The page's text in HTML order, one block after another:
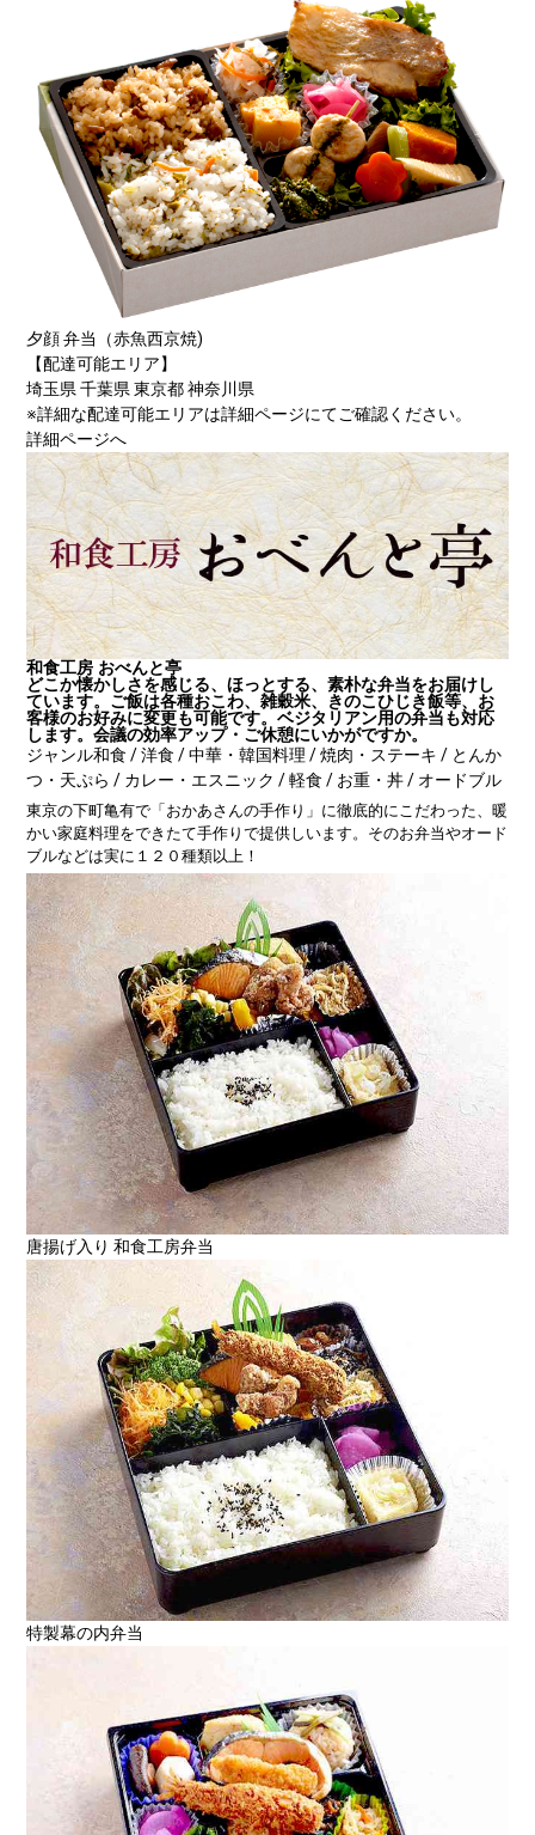
夕顔 弁当（赤魚西京焼)
【配達可能エリア】
埼玉県 千葉県 東京都 神奈川県
※詳細な配達可能エリアは詳細ページにてご確認ください。
詳細ページへ
和食工房 おべんと亭
どこか懐かしさを感じる、ほっとする、素朴な弁当をお届けし
ています。ご飯は各種おこわ、雑穀米、きのこひじき飯等、お
客様のお好みに変更も可能です。ベジタリアン用の弁当も対応
します。会議の効率アップ・ご休憩にいかがですか。
ジャンル和食 / 洋食 / 中華・韓国料理 / 焼肉・ステーキ / とんか
つ・天ぷら / カレー・エスニック / 軽食 / お重・丼 / オードブル
東京の下町亀有で「おかあさんの手作り」に徹底的にこだわった、暖
かい家庭料理をできたて手作りで提供しいます。そのお弁当やオード
ブルなどは実に１２０種類以上！
唐揚げ入り 和食工房弁当
特製幕の内弁当